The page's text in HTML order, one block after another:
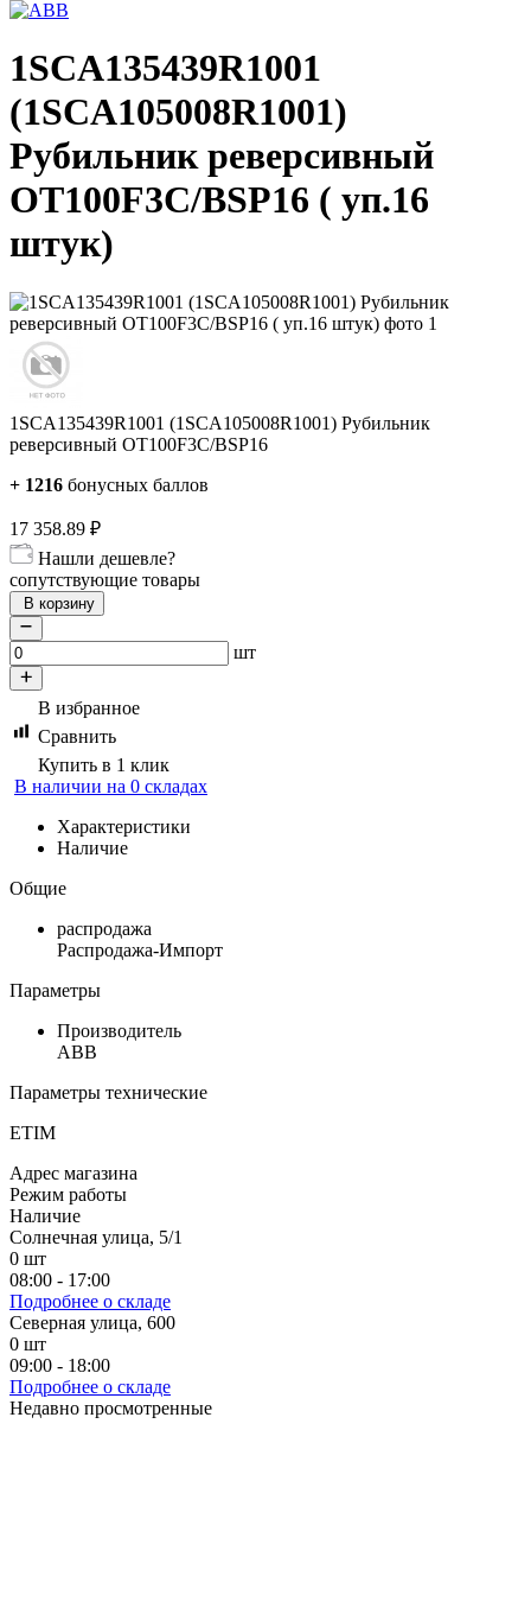
1SCA135439R1001
(1SCA105008R1001)
Рубильник реверсивный
OT100F3C/BSP16 ( уп.16
штук)
1SCA135439R1001 (1SCA105008R1001) Рубильник
реверсивный OT100F3C/BSP16
+ 1216 бонусных баллов
17 358.89 ₽
Нашли дешевле?
сопутствующие товары
В корзину
шт
В избранное
Сравнить
Купить в 1 клик
В наличии на 0 складах
Характеристики
Наличие
Общие
распродажа
Распродажа-Импорт
Параметры
Производитель
ABB
Параметры технические
ETIM
Адрес магазина
Режим работы
Наличие
Солнечная улица, 5/1
0 шт
08:00 - 17:00
Подробнее о складе
Северная улица, 600
0 шт
09:00 - 18:00
Подробнее о складе
Недавно просмотренные